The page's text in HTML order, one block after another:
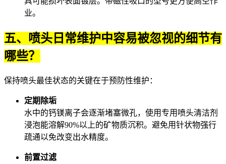
业。
五、喷头日常维护中容易被忽视的细节有
哪些？
保持喷头最佳状态的关键在于预防性维护：
定期除垢
水中的钙镁离子会逐渐堵塞微孔，使用专用 喷头清洁剂
浸泡能溶解90%以上的矿物质沉积。避免用针状物强行
疏通以免改变出水精度。
前置过滤